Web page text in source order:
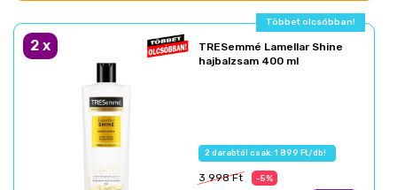
Többet olcsóbban!
2 x
TRESemmé Lamellar Shine
hajbalzsam 400 ml
2 darabtól csak: 1 899 Ft/db!
3 998 Ft -5%